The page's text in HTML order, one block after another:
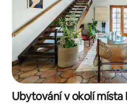
Ubytování v okolí místa